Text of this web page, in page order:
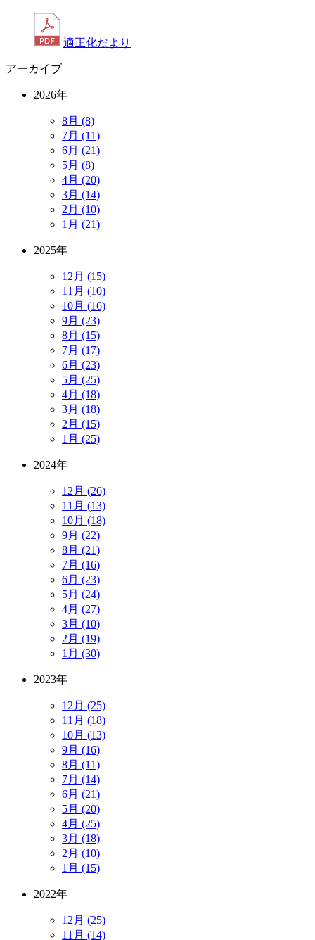
適正化だより
アーカイブ
2026年
8月 (8)
7月 (11)
6月 (21)
5月 (8)
4月 (20)
3月 (14)
2月 (10)
1月 (21)
2025年
12月 (15)
11月 (10)
10月 (16)
9月 (23)
8月 (15)
7月 (17)
6月 (23)
5月 (25)
4月 (18)
3月 (18)
2月 (15)
1月 (25)
2024年
12月 (26)
11月 (13)
10月 (18)
9月 (22)
8月 (21)
7月 (16)
6月 (23)
5月 (24)
4月 (27)
3月 (10)
2月 (19)
1月 (30)
2023年
12月 (25)
11月 (18)
10月 (13)
9月 (16)
8月 (11)
7月 (14)
6月 (21)
5月 (20)
4月 (25)
3月 (18)
2月 (10)
1月 (15)
2022年
12月 (25)
11月 (14)